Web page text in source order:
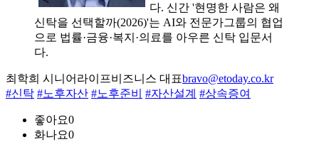
다. 신간 '현명한 사람은 왜
신탁을 선택할까(2026)'는 AI와 전문가그룹의 협업
으로 법률·금융·복지·의료를 아우른 신탁 입문서
다.
최학희 시니어라이프비즈니스 대표bravo@etoday.co.kr
#신탁 #노후자산 #노후준비 #자산설계 #상속증여
좋아요0
화나요0